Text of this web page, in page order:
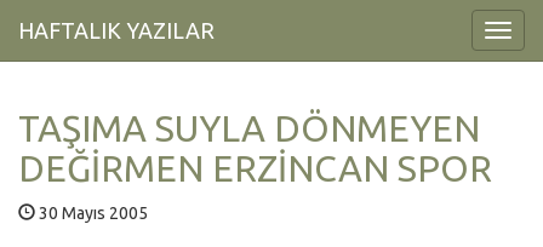
HAFTALIK YAZILAR
TAŞIMA SUYLA DÖNMEYEN
DEĞİRMEN ERZİNCAN SPOR
30 Mayıs 2005